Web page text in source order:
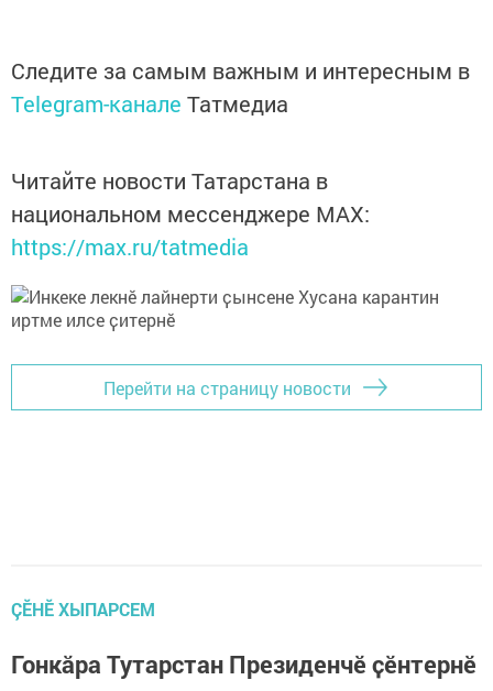
Следите за самым важным и интересным в
Telegram-канале Татмедиа
Читайте новости Татарстана в
национальном мессенджере MАХ:
https://max.ru/tatmedia
Перейти на страницу новости
ÇӖНӖ ХЫПАРСЕМ
Гонкӑра Тутарстан Президенчӗ ҫӗнтернӗ